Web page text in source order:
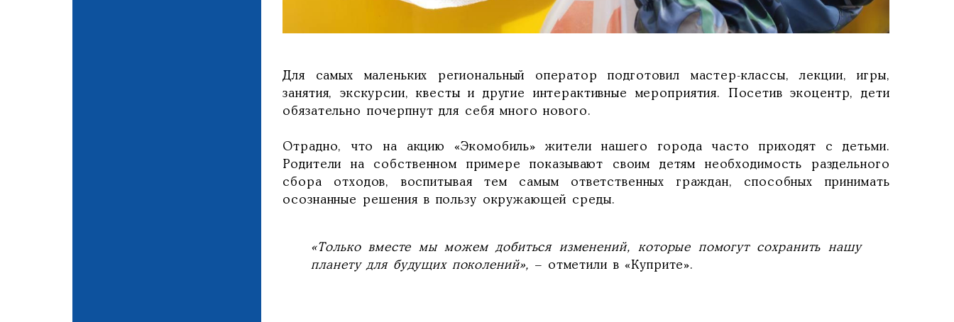
Для самых маленьких региональный оператор подготовил мастер-классы, лекции, игры,
занятия, экскурсии, квесты и другие интерактивные мероприятия. Посетив экоцентр, дети
обязательно почерпнут для себя много нового.
Отрадно, что на акцию «Экомобиль» жители нашего города часто приходят с детьми.
Родители на собственном примере показывают своим детям необходимость раздельного
сбора отходов, воспитывая тем самым ответственных граждан, способных принимать
осознанные решения в пользу окружающей среды.
«Только вместе мы можем добиться изменений, которые помогут сохранить нашу
планету для будущих поколений»,
– отметили в «Куприте».